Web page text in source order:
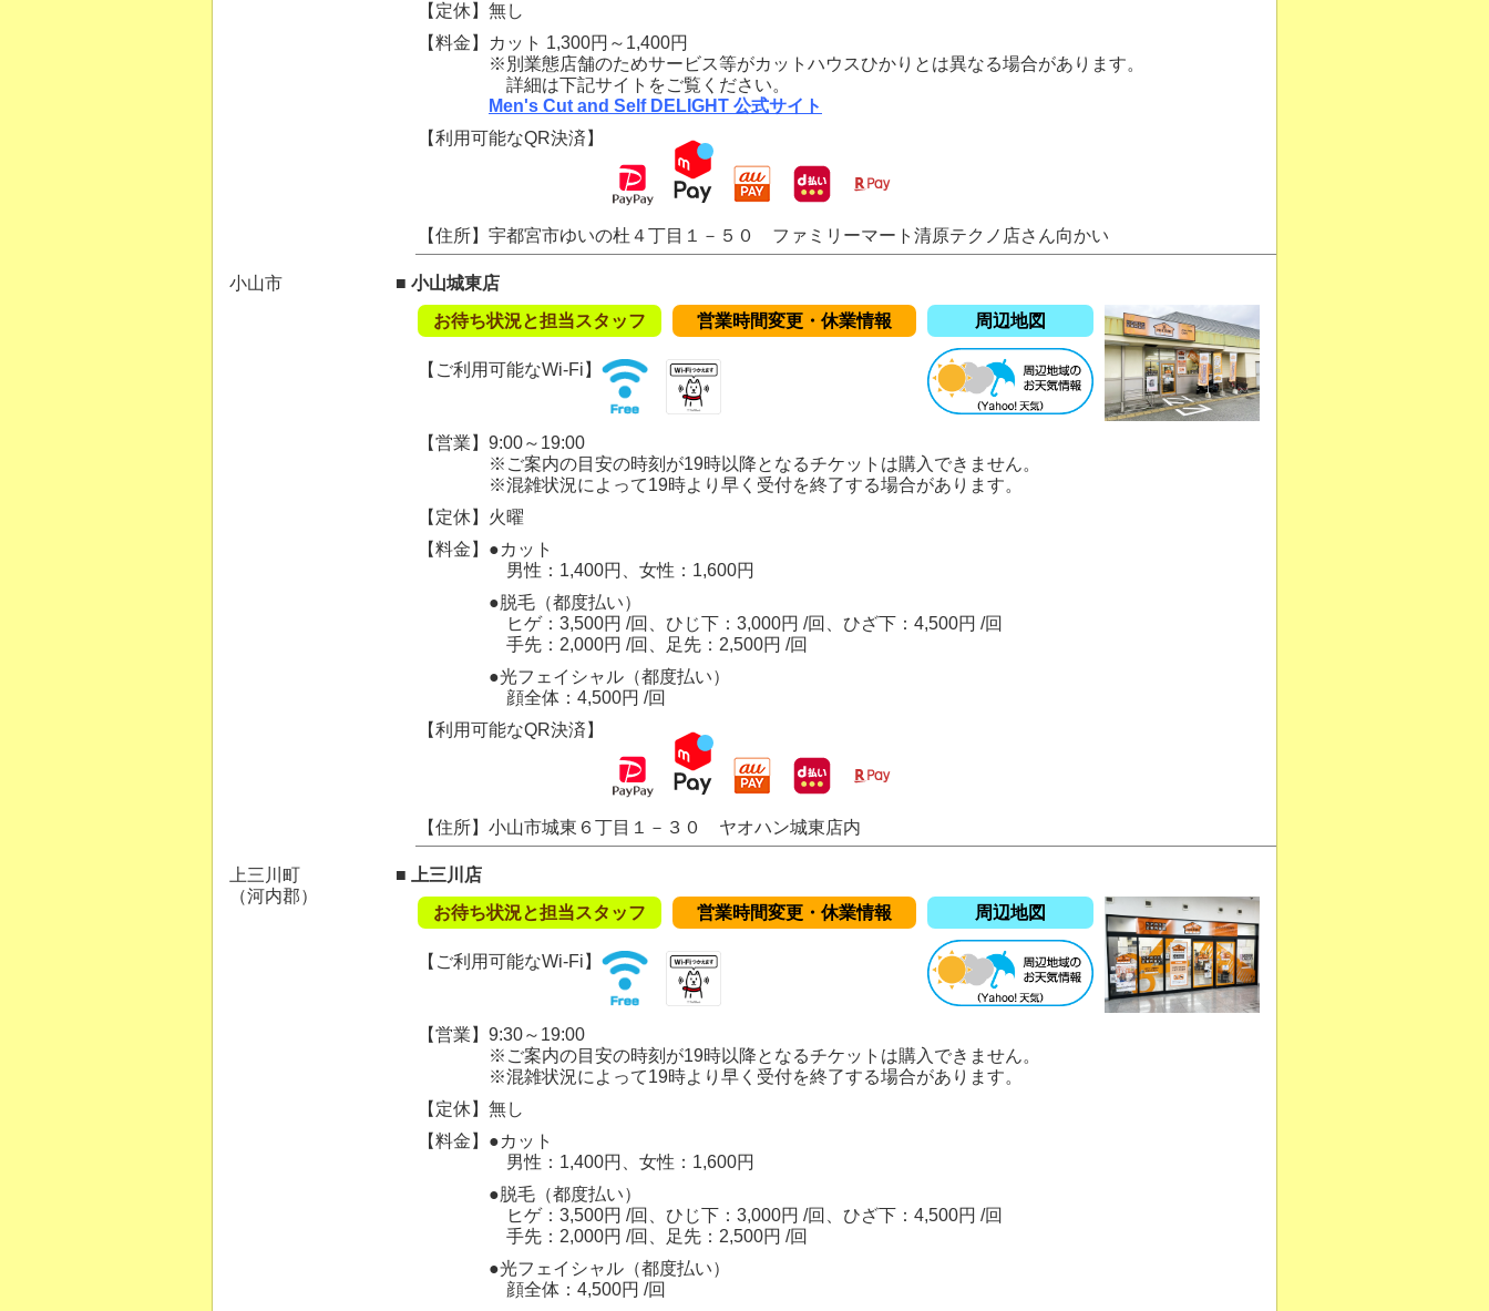
【定休】無し
【料金】カット 1,300円～1,400円
※別業態店舗のためサービス等がカットハウスひかりとは異なる場合があります。
詳細は下記サイトをご覧ください。
Men's Cut and Self DELIGHT 公式サイト
【利用可能なQR決済】
【住所】宇都宮市ゆいの杜４丁目１－５０ ファミリーマート清原テクノ店さん向かい
小山市
■ 小山城東店
お待ち状況と担当スタッフ
営業時間変更・休業情報 周辺地図
【ご利用可能なWi-Fi】
【営業】9:00～19:00
※ご案内の目安の時刻が19時以降となるチケットは購入できません。
※混雑状況によって19時より早く受付を終了する場合があります。
【定休】火曜
【料金】 ●カット
男性：1,400円、女性：1,600円
●脱毛（都度払い）
ヒゲ：3,500円 /回、ひじ下：3,000円 /回、ひざ下：4,500円 /回
手先：2,000円 /回、足先：2,500円 /回
●光フェイシャル（都度払い）
顔全体：4,500円 /回
【利用可能なQR決済】
【住所】小山市城東６丁目１－３０ ヤオハン城東店内
上三川町
（河内郡）
■ 上三川店
お待ち状況と担当スタッフ
営業時間変更・休業情報 周辺地図
【ご利用可能なWi-Fi】
【営業】9:30～19:00
※ご案内の目安の時刻が19時以降となるチケットは購入できません。
※混雑状況によって19時より早く受付を終了する場合があります。
【定休】無し
【料金】 ●カット
男性：1,400円、女性：1,600円
●脱毛（都度払い）
ヒゲ：3,500円 /回、ひじ下：3,000円 /回、ひざ下：4,500円 /回
手先：2,000円 /回、足先：2,500円 /回
●光フェイシャル（都度払い）
顔全体：4,500円 /回